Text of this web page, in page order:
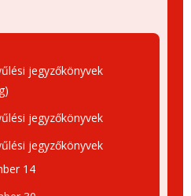
jegyzőkönyvek
jegyzőkönyvek
jegyzőkönyvek
14